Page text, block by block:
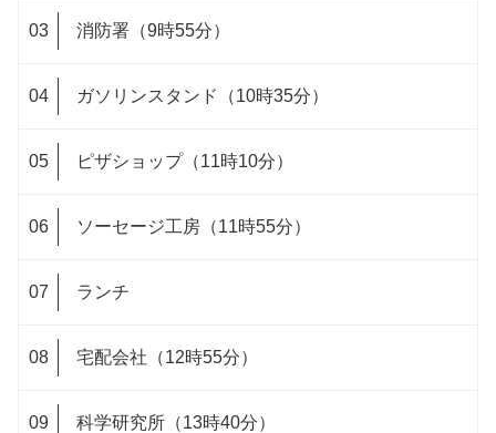
消防署（9時55分）
ガソリンスタンド（10時35分）
ピザショップ（11時10分）
ソーセージ工房（11時55分）
ランチ
宅配会社（12時55分）
科学研究所（13時40分）